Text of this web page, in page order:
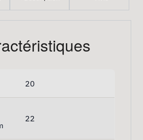
20
22